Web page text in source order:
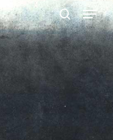
search
Menu